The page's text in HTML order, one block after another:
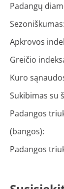
Padangų
Sezoniškumas:
Apkrovos
Greičio
Kuro
Sukibimas su
Padangos
(bangos):
Padangos